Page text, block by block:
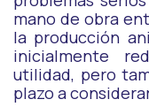
mano de obra
la producción
inicialmente
utilidad, pero
plazo a